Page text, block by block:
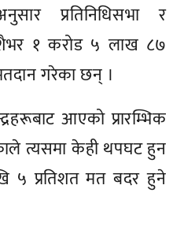
प्रतिनिधिसभा र
१ करोड ५ लाख ८७
गरेका छन् ।
आएको प्रारम्भिक
त्यसमा केही थपघट हुन
प्रतिशत मत बदर हुने